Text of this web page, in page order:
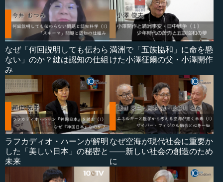
なぜ「何回説明しても伝わら
ない」のか？鍵は認知の仕組
み
満洲で「五族協和」に命を懸
けた小澤征爾の父・小澤開作
ラフカディオ・ハーンが解明
した「美しい日本」の秘密と
未来
なぜ空海が現代社会に重要か
――新しい社会の創造のため
に